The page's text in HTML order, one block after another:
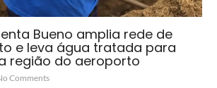
Bueno amplia rede de
e leva água tratada para
região do aeroporto
Comments